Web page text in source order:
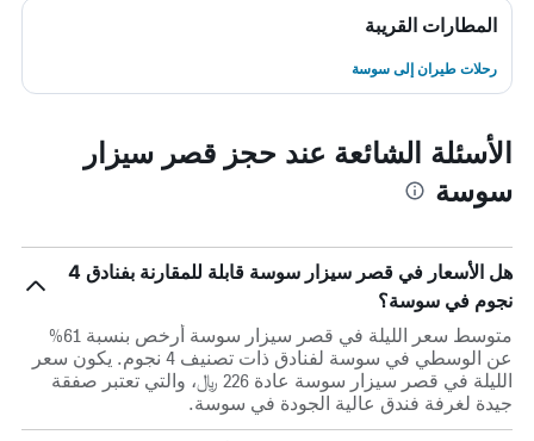
المطارات القريبة
رحلات طيران إلى سوسة
الأسئلة الشائعة عند حجز قصر سيزار
سوسة
هل الأسعار في قصر سيزار سوسة قابلة للمقارنة بفنادق 4
نجوم في سوسة؟
متوسط سعر الليلة في قصر سيزار سوسة أرخص بنسبة 61%
عن الوسطي في سوسة لفنادق ذات تصنيف 4 نجوم. يكون سعر
الليلة في قصر سيزار سوسة عادة 226 ﷼، والتي تعتبر صفقة
جيدة لغرفة فندق عالية الجودة في سوسة.